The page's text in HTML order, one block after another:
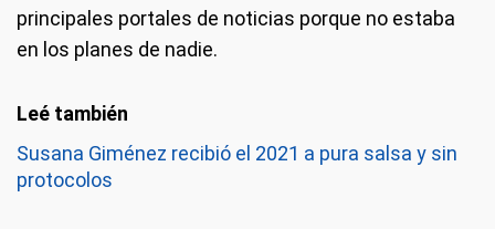
principales portales de noticias porque no estaba
en los planes de nadie.
Susana Giménez recibió el 2021 a pura salsa y sin
protocolos